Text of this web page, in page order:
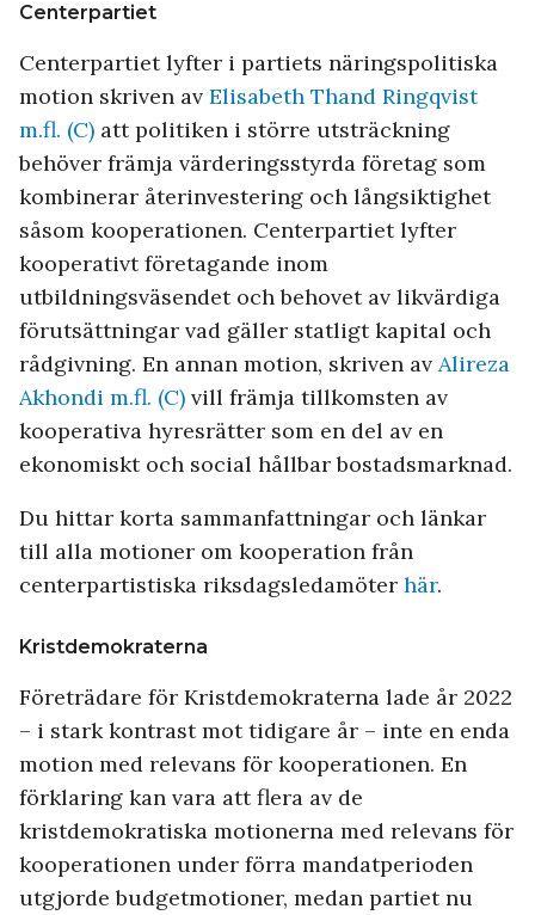
Centerpartiet
Centerpartiet lyfter i partiets näringspolitiska
motion skriven av Elisabeth Thand Ringqvist
m.fl. (C) att politiken i större utsträckning
behöver främja värderingsstyrda företag som
kombinerar återinvestering och långsiktighet
såsom kooperationen. Centerpartiet lyfter
kooperativt företagande inom
utbildningsväsendet och behovet av likvärdiga
förutsättningar vad gäller statligt kapital och
rådgivning. En annan motion, skriven av Alireza
Akhondi m.fl. (C) vill främja tillkomsten av
kooperativa hyresrätter som en del av en
ekonomiskt och social hållbar bostadsmarknad.
Du hittar korta sammanfattningar och länkar
till alla motioner om kooperation från
centerpartistiska riksdagsledamöter här.
Kristdemokraterna
Företrädare för Kristdemokraterna lade år 2022
– i stark kontrast mot tidigare år – inte en enda
motion med relevans för kooperationen. En
förklaring kan vara att flera av de
kristdemokratiska motionerna med relevans för
kooperationen under förra mandatperioden
utgjorde budgetmotioner, medan partiet nu